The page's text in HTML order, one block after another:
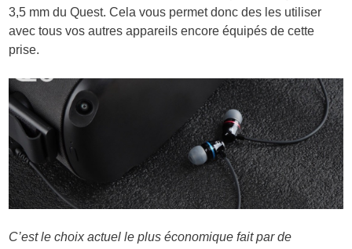
3,5 mm du Quest. Cela vous permet donc des les utiliser
avec tous vos autres appareils encore équipés de cette
prise.
C’est le choix actuel le plus économique fait par de